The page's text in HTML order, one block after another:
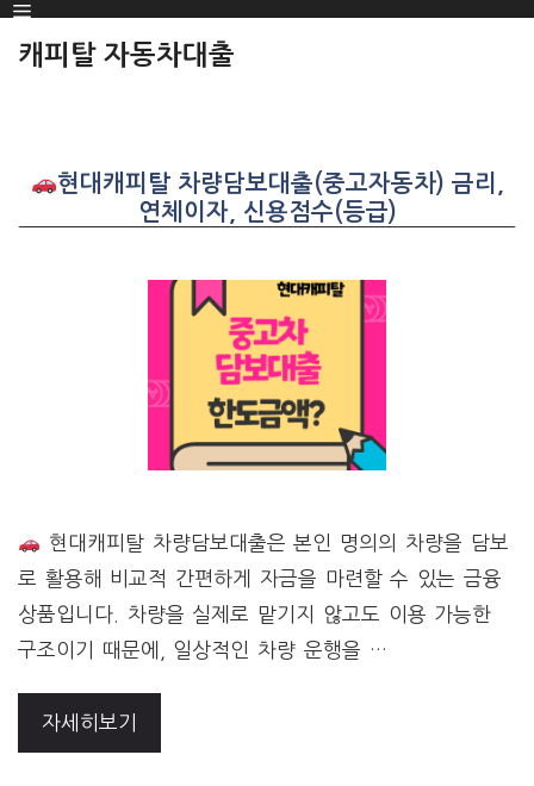
SKIP
TO
Menu
캐피탈 자동차대출
현대캐피탈 차량담보대출(중고자동차) 금리,
연체이자, 신용점수(등급)
현대캐피탈 차량담보대출은 본인 명의의 차량을 담보
로 활용해 비교적 간편하게 자금을 마련할 수 있는 금융
상품입니다. 차량을 실제로 맡기지 않고도 이용 가능한
구조이기 때문에, 일상적인 차량 운행을 …
자세히보기